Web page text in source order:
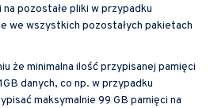
pozostałe pliki w przypadku
we wszystkich pozostałych pakietach
że minimalna ilość przypisanej pamięci
danych, co np. w przypadku
maksymalnie 99 GB pamięci na